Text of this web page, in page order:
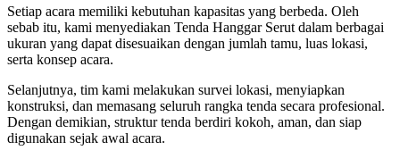
Setiap acara memiliki kebutuhan kapasitas yang berbeda. Oleh
sebab itu, kami menyediakan Tenda Hanggar Serut dalam berbagai
ukuran yang dapat disesuaikan dengan jumlah tamu, luas lokasi,
serta konsep acara.
Selanjutnya, tim kami melakukan survei lokasi, menyiapkan
konstruksi, dan memasang seluruh rangka tenda secara profesional.
Dengan demikian, struktur tenda berdiri kokoh, aman, dan siap
digunakan sejak awal acara.